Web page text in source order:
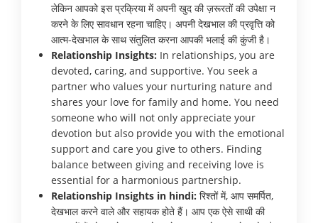
लेकिन आपको इस प्रक्रिया में अपनी खुद की ज़रूरतों की उपेक्षा न
करने के लिए सावधान रहना चाहिए। अपनी देखभाल की प्रवृत्ति को
आत्म-देखभाल के साथ संतुलित करना आपकी भलाई की कुंजी है।
Relationship Insights: In relationships, you are
devoted, caring, and supportive. You seek a
partner who values your nurturing nature and
shares your love for family and home. You need
someone who will not only appreciate your
devotion but also provide you with the emotional
support and care you give to others. Finding
balance between giving and receiving love is
essential for a harmonious partnership.
Relationship Insights in hindi: रिश्तों में, आप समर्पित,
देखभाल करने वाले और सहायक होते हैं। आप एक ऐसे साथी की